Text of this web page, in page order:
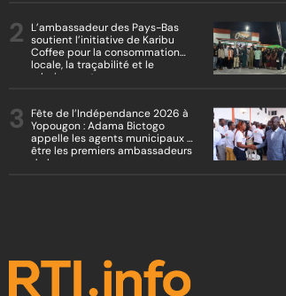
L’ambassadeur des Pays-Bas
soutient l’initiative de Karibu
Coffee pour la consommation
locale, la traçabilité et le
reboisement
Fête de l’Indépendance 2026 à
Yopougon : Adama Bictogo
appelle les agents municipaux à
être les premiers ambassadeurs
de la commune